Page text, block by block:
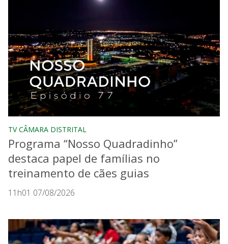
TV CÂMARA DISTRITAL
Programa “Nosso Quadradinho”
destaca papel de famílias no
treinamento de cães guias
11h01 07/08/2026